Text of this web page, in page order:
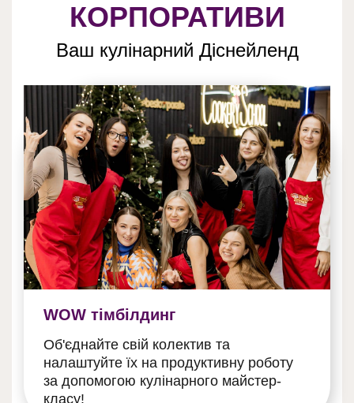
КОРПОРАТИВИ
Ваш кулінарний Діснейленд
WOW тімбілдинг
Об'єднайте свій колектив та
налаштуйте їх на продуктивну роботу
за допомогою кулінарного майстер-
класу!